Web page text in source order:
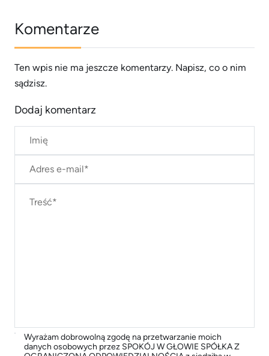
Komentarze
Ten wpis nie ma jeszcze komentarzy. Napisz, co o nim
sądzisz.
Dodaj komentarz
Wyrażam dobrowolną zgodę na przetwarzanie moich
danych osobowych przez SPOKÓJ W GŁOWIE SPÓŁKA Z